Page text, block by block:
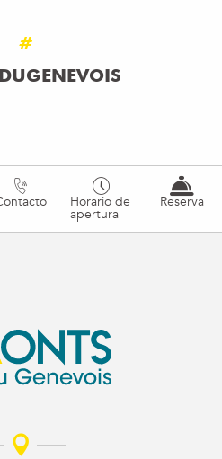
#
Horario de
apertura
Reserva